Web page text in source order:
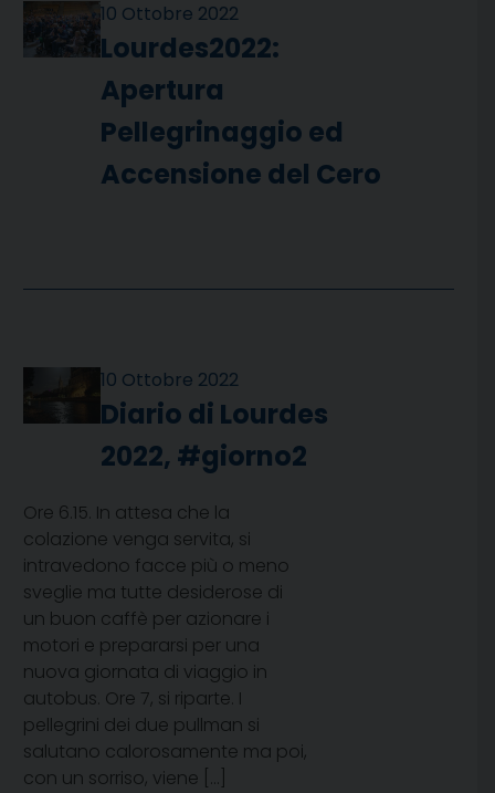
10 Ottobre 2022
Lourdes2022:
Apertura
Pellegrinaggio ed
Accensione del Cero
10 Ottobre 2022
Diario di Lourdes
2022, #giorno2
Ore 6.15. In attesa che la
colazione venga servita, si
intravedono facce più o meno
sveglie ma tutte desiderose di
un buon caffè per azionare i
motori e prepararsi per una
nuova giornata di viaggio in
autobus. Ore 7, si riparte. I
pellegrini dei due pullman si
salutano calorosamente ma poi,
con un sorriso, viene […]